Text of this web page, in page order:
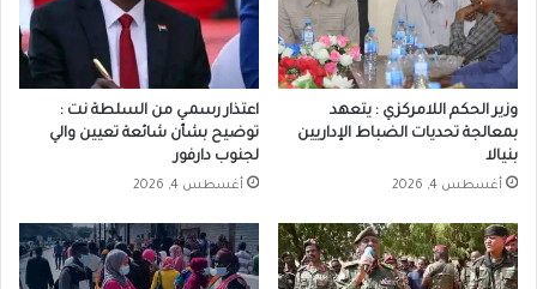
وزير الحكم اللامركزي : يتعهد
بمعالجة تحديات الضباط الإداريين
بنيالا
أغسطس 4, 2026
اعتذار رسمـي من السلطة نت :
توضيح بشأن شائعة تعيين والي
لجنوب دارفور
أغسطس 4, 2026